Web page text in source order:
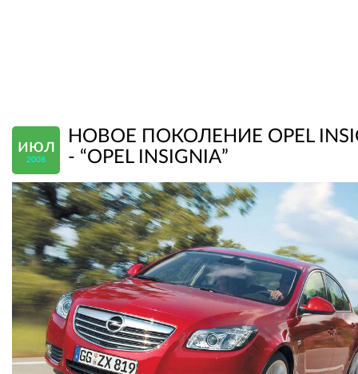
июл
2008
НОВОЕ ПОКОЛЕНИЕ OPEL
- “OPEL INSIGNIA”